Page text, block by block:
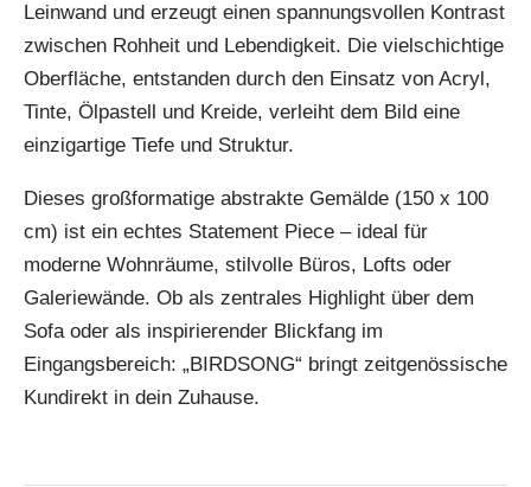
Leinwand und erzeugt einen spannungsvollen Kontrast
zwischen Rohheit und Lebendigkeit. Die vielschichtige
Oberfläche, entstanden durch den Einsatz von Acryl,
Tinte, Ölpastell und Kreide, verleiht dem Bild eine
einzigartige Tiefe und Struktur.
Dieses großformatige abstrakte Gemälde (150 x 100
cm) ist ein echtes Statement Piece – ideal für
moderne Wohnräume, stilvolle Büros, Lofts oder
Galeriewände. Ob als zentrales Highlight über dem
Sofa oder als inspirierender Blickfang im
Eingangsbereich: „BIRDSONG“ bringt zeitgenössische
Kundirekt in dein Zuhause.